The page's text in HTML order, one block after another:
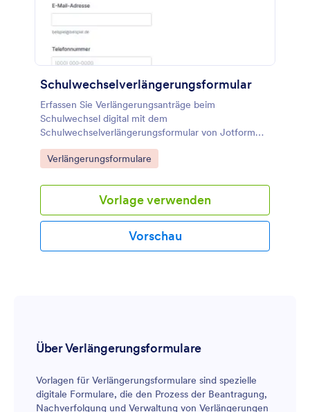
Schulwechselverlängerungsformular
Erfassen Sie Verlängerungsanträge beim
Schulwechsel digital mit dem
Schulwechselverlängerungsformular von Jotform
und erleichtern Sie Schulen und Familien die
Abstimmung, Rückmeldung und Datenerhebung an
Go to Category:
Verlängerungsformulare
Vorlage verwenden
Vorschau
Über Verlängerungsformulare
Vorlagen für Verlängerungsformulare sind spezielle
digitale Formulare, die den Prozess der Beantragung,
Nachverfolgung und Verwaltung von Verlängerungen